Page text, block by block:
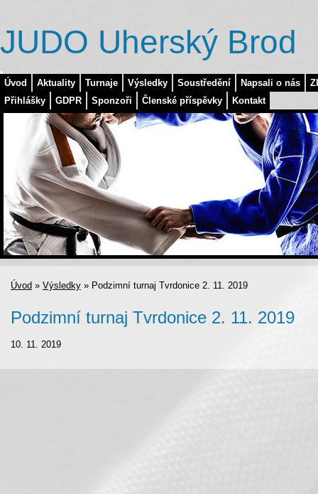
Úvod Aktuality Turnaje Výsledky Soustředění Napsali o nás
Přihlášky
GDPR Sponzoři Členské příspěvky Kontakt
JUDO Uherský Brod
Úvod » Výsledky » Podzimní turnaj Tvrdonice 2. 11. 2019
Podzimní turnaj Tvrdonice 2. 11. 2019
10. 11. 2019